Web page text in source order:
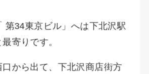
第34東京ビル」へは下北沢駅
寄りです。
から出て、下北沢商店街方